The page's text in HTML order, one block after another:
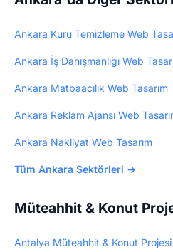
Ankara Kuru Temizleme Web
Ankara İş Danışmanlığı Web
Ankara Matbaacılık Web Tasarım
Ankara Reklam Ajansı Web
Ankara Nakliyat Web Tasarım
Tüm Ankara Sektörleri →
Müteahhit & Konut
Antalya Müteahhit & Konut Projesi